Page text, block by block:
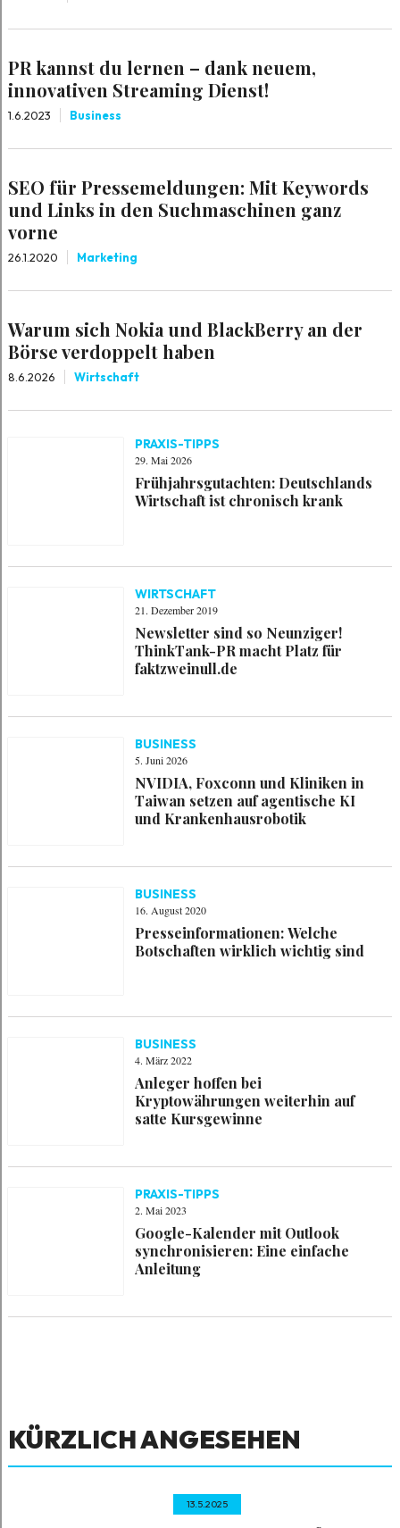
PR kannst du lernen – dank neuem,
innovativen Streaming Dienst!
1.6.2023 Business
SEO für Pressemeldungen: Mit Keywords
und Links in den Suchmaschinen ganz
vorne
26.1.2020 Marketing
Warum sich Nokia und BlackBerry an der
Börse verdoppelt haben
8.6.2026 Wirtschaft
PRAXIS-TIPPS
29. Mai 2026
Frühjahrsgutachten: Deutschlands
Wirtschaft ist chronisch krank
WIRTSCHAFT
21. Dezember 2019
Newsletter sind so Neunziger!
ThinkTank-PR macht Platz für
faktzweinull.de
BUSINESS
5. Juni 2026
NVIDIA, Foxconn und Kliniken in
Taiwan setzen auf agentische KI
und Krankenhausrobotik
BUSINESS
16. August 2020
Presseinformationen: Welche
Botschaften wirklich wichtig sind
BUSINESS
4. März 2022
Anleger hoffen bei
Kryptowährungen weiterhin auf
satte Kursgewinne
PRAXIS-TIPPS
2. Mai 2023
Google-Kalender mit Outlook
synchronisieren: Eine einfache
Anleitung
KÜRZLICH ANGESEHEN
13.5.2025